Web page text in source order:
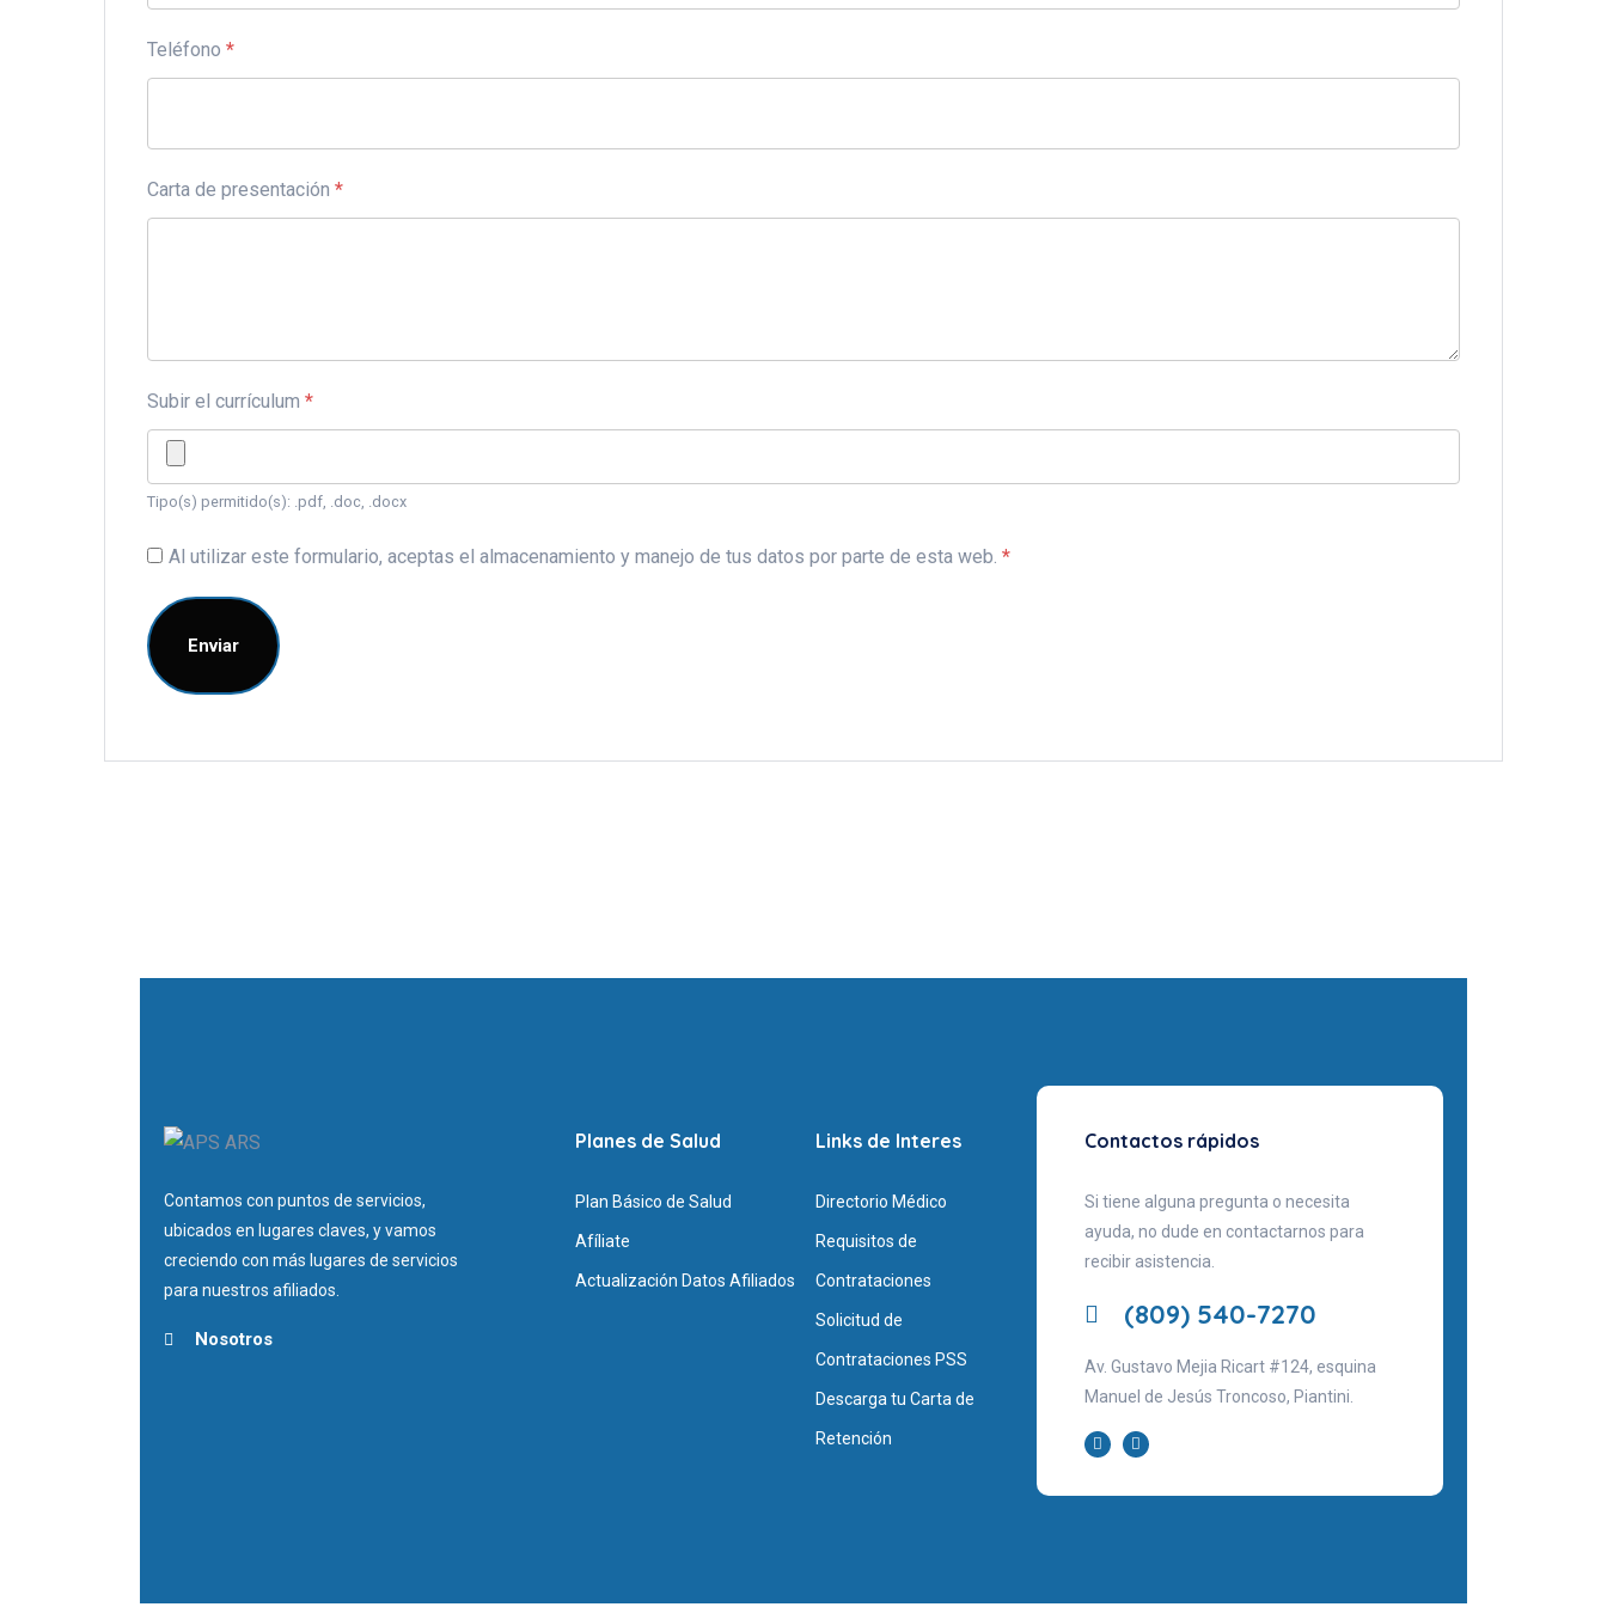
Teléfono *
Carta de presentación *
Subir el currículum *
Tipo(s) permitido(s): .pdf, .doc, .docx
Al utilizar este formulario, aceptas el almacenamiento y manejo de tus datos por parte de esta web. *
Contamos con puntos de servicios,
ubicados en lugares claves, y vamos
creciendo con más lugares de servicios
para nuestros afiliados.
Nosotros
Planes de Salud
Plan Básico de Salud
Afíliate
Actualización Datos Afiliados
Links de Interes
Directorio Médico
Requisitos de
Contrataciones
Solicitud de
Contrataciones PSS
Descarga tu Carta de
Retención
Contactos rápidos
Si tiene alguna pregunta o necesita
ayuda, no dude en contactarnos para
recibir asistencia.
(809) 540-7270
Av. Gustavo Mejia Ricart #124, esquina
Manuel de Jesús Troncoso, Piantini.